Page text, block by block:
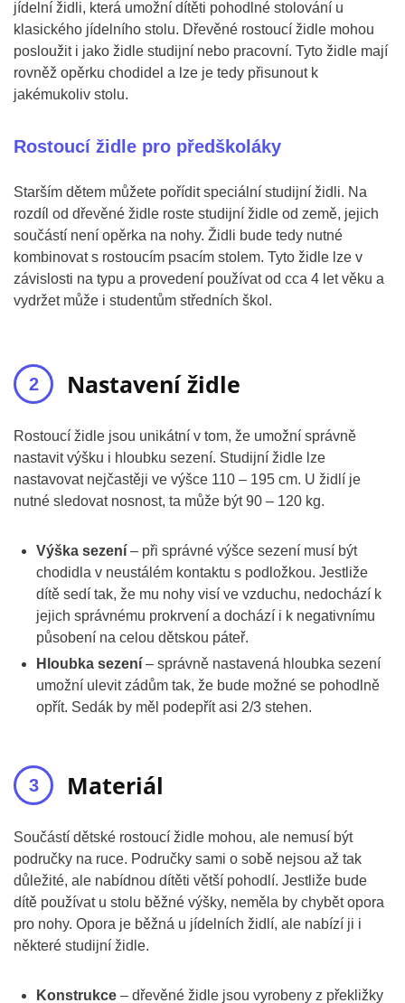
jídelní židli, která umožní dítěti pohodlné stolování u
klasického jídelního stolu. Dřevěné rostoucí židle mohou
posloužit i jako židle studijní nebo pracovní. Tyto židle mají
rovněž opěrku chodidel a lze je tedy přisunout k
jakémukoliv stolu.
Rostoucí židle pro předškoláky
Starším dětem můžete pořídit speciální studijní židli. Na
rozdíl od dřevěné židle roste studijní židle od země, jejich
součástí není opěrka na nohy. Židli bude tedy nutné
kombinovat s rostoucím psacím stolem. Tyto židle lze v
závislosti na typu a provedení používat od cca 4 let věku a
vydržet může i studentům středních škol.
Nastavení židle
Rostoucí židle jsou unikátní v tom, že umožní správně
nastavit výšku i hloubku sezení. Studijní židle lze
nastavovat nejčastěji ve výšce 110 – 195 cm. U židlí je
nutné sledovat nosnost, ta může být 90 – 120 kg.
Výška sezení – při správné výšce sezení musí být
chodidla v neustálém kontaktu s podložkou. Jestliže
dítě sedí tak, že mu nohy visí ve vzduchu, nedochází k
jejich správnému prokrvení a dochází i k negativnímu
působení na celou dětskou páteř.
Hloubka sezení – správně nastavená hloubka sezení
umožní ulevit zádům tak, že bude možné se pohodlně
opřít. Sedák by měl podepřít asi 2/3 stehen.
Materiál
Součástí dětské rostoucí židle mohou, ale nemusí být
područky na ruce. Područky sami o sobě nejsou až tak
důležité, ale nabídnou dítěti větší pohodlí. Jestliže bude
dítě používat u stolu běžné výšky, neměla by chybět opora
pro nohy. Opora je běžná u jídelních židlí, ale nabízí ji i
některé studijní židle.
Konstrukce – dřevěné židle jsou vyrobeny z překližky